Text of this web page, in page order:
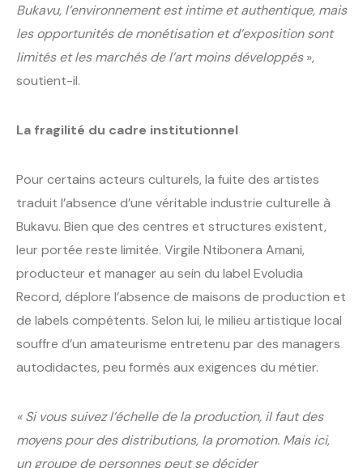
Bukavu, l’environnement est intime et authentique, mais
les opportunités de monétisation et d’exposition sont
limités et les marchés de l’art moins développés»,
soutient-il.
La fragilité du cadre institutionnel
Pour certains acteurs culturels, la fuite des artistes
traduit l’absence d’une véritable industrie culturelle à
Bukavu. Bien que des centres et structures existent,
leur portée reste limitée. Virgile Ntibonera Amani,
producteur et manager au sein du label Evoludia
Record, déplore l’absence de maisons de production et
de labels compétents. Selon lui, le milieu artistique local
souffre d’un amateurisme entretenu par des managers
autodidactes, peu formés aux exigences du métier.
« Si vous suivez l’échelle de la production, il faut des
moyens pour des distributions, la promotion. Mais ici,
un groupe de personnes peut se décider